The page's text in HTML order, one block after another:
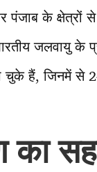
पंजाब के क्षेत्रों
जलवायु
हैं, जिनमें से